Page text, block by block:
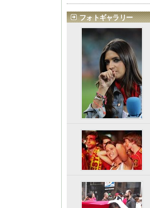
フォトギャラリー